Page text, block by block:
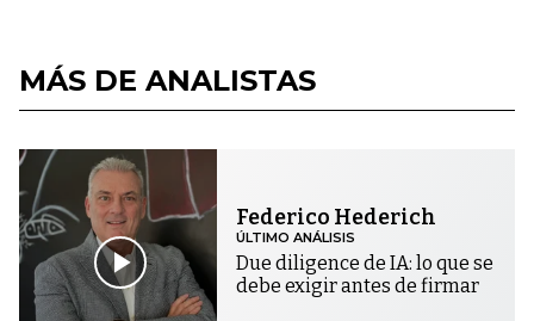
MÁS DE ANALISTAS
Federico Hederich
ÚLTIMO ANÁLISIS
Due diligence de IA: lo que se
debe exigir antes de firmar